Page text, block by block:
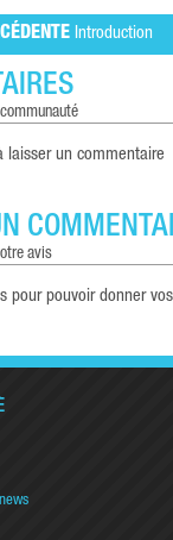
Introduction
laisser un commentaire
avis
pour pouvoir donner